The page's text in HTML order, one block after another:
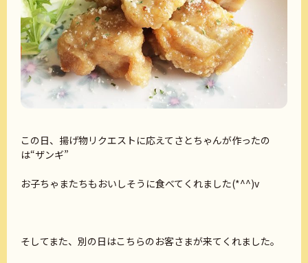
この日、揚げ物リクエストに応えてさとちゃんが作ったの
は“ザンギ”
お子ちゃまたちもおいしそうに食べてくれました(*^^)v
そしてまた、別の日はこちらのお客さまが来てくれました。